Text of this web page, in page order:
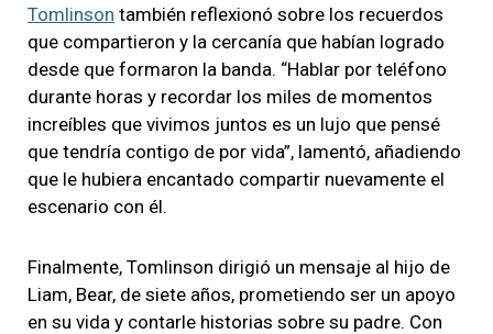
Tomlinson también reflexionó sobre los recuerdos
que compartieron y la cercanía que habían logrado
desde que formaron la banda. “Hablar por teléfono
durante horas y recordar los miles de momentos
increíbles que vivimos juntos es un lujo que pensé
que tendría contigo de por vida”, lamentó, añadiendo
que le hubiera encantado compartir nuevamente el
escenario con él.
Finalmente, Tomlinson dirigió un mensaje al hijo de
Liam, Bear, de siete años, prometiendo ser un apoyo
en su vida y contarle historias sobre su padre. Con